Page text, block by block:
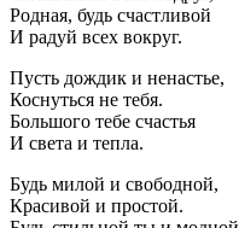
Родная, будь счастливой
И радуй всех вокруг.
Пусть дождик и ненастье,
Коснуться не тебя.
Большого тебе счастья
И света и тепла.
Будь милой и свободной,
Красивой и простой.